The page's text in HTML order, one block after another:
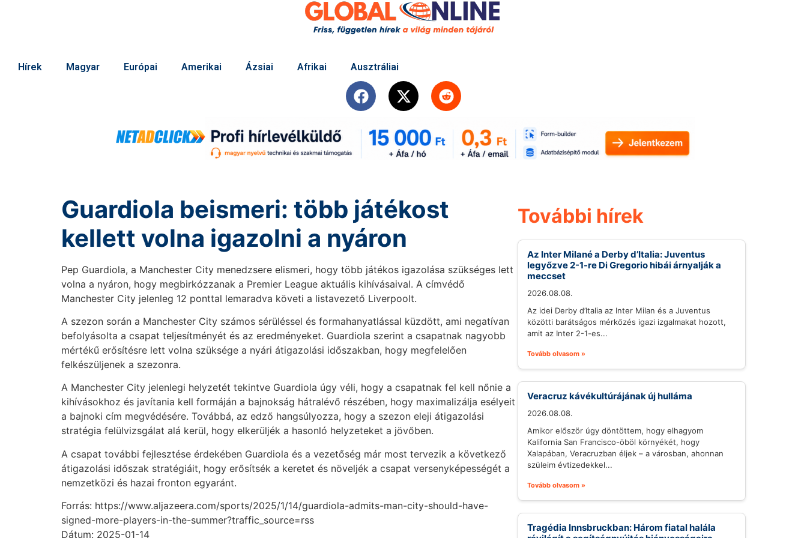
Hírek Magyar Európai Amerikai Ázsiai Afrikai Ausztráliai
Guardiola beismeri: több játékost
kellett volna igazolni a nyáron
Pep Guardiola, a Manchester City menedzsere elismeri, hogy több játékos igazolása szükséges lett
volna a nyáron, hogy megbirkózzanak a Premier League aktuális kihívásaival. A címvédő
Manchester City jelenleg 12 ponttal lemaradva követi a listavezető Liverpoolt.
A szezon során a Manchester City számos sérüléssel és formahanyatlással küzdött, ami negatívan
befolyásolta a csapat teljesítményét és az eredményeket. Guardiola szerint a csapatnak nagyobb
mértékű erősítésre lett volna szüksége a nyári átigazolási időszakban, hogy megfelelően
felkészüljenek a szezonra.
A Manchester City jelenlegi helyzetét tekintve Guardiola úgy véli, hogy a csapatnak fel kell nőnie a
kihívásokhoz és javítania kell formáján a bajnokság hátralévő részében, hogy maximalizálja esélyeit
a bajnoki cím megvédésére. Továbbá, az edző hangsúlyozza, hogy a szezon eleji átigazolási
stratégia felülvizsgálat alá kerül, hogy elkerüljék a hasonló helyzeteket a jövőben.
A csapat további fejlesztése érdekében Guardiola és a vezetőség már most tervezik a következő
átigazolási időszak stratégiáit, hogy erősítsék a keretet és növeljék a csapat versenyképességét a
nemzetközi és hazai fronton egyaránt.
Forrás: https://www.aljazeera.com/sports/2025/1/14/guardiola-admits-man-city-should-have-
signed-more-players-in-the-summer?traffic_source=rss
Dátum: 2025-01-14
További hírek
Az Inter Milané a Derby d’Italia: Juventus
legyőzve 2-1-re Di Gregorio hibái árnyalják a
meccset
2026.08.08.
Az idei Derby d’Italia az Inter Milan és a Juventus
közötti barátságos mérkőzés igazi izgalmakat hozott,
amit az Inter 2-1-es...
Tovább olvasom »
Veracruz kávékultúrájának új hulláma
2026.08.08.
Amikor először úgy döntöttem, hogy elhagyom
Kalifornia San Francisco-öböl környékét, hogy
Xalapában, Veracruzban éljek – a városban, ahonnan
szüleim évtizedekkel...
Tovább olvasom »
Tragédia Innsbruckban: Három fiatal halála